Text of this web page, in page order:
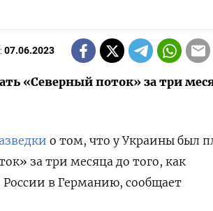
07.06.2023
«Северный поток» за три
о том, что у Украины был
за три месяца до того, как
в Германию, сообщает